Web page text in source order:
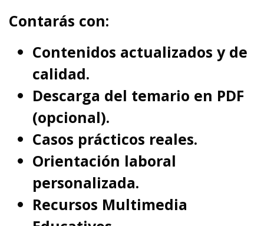
Contarás con:
Contenidos actualizados y de
calidad.
Descarga del temario en PDF
(opcional).
Casos prácticos reales.
Orientación laboral
personalizada.
Recursos Multimedia